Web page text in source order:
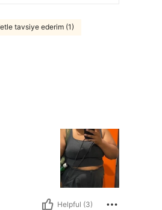
tavsiye ederim (1)
Helpful (3)